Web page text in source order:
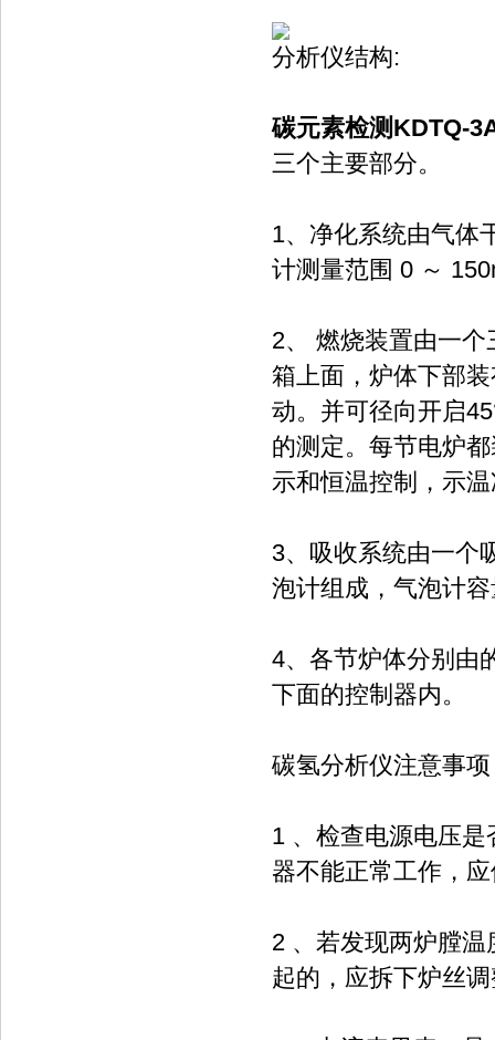
分析仪结构:
碳元素检测KDTQ-
三个主要部分。
1、净化系统由气体
计测量范围 0 ～
2、 燃烧装置由一
箱上面，炉体下部
动。并可径向开启
的测定。每节电炉
示和恒温控制，示
3、吸收系统由一个
泡计组成，气泡计
4、各节炉体分别由
下面的控制器内。
碳氢分析仪注意事
1 、检查电源电压
器不能正常工作，
2 、若发现两炉膛
起的，应拆下炉丝